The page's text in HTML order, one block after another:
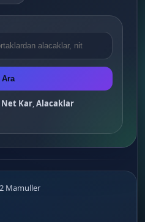
Ara
Net Kar,Alacaklar
Mamuller